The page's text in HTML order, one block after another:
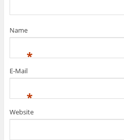
Name
*
E-Mail
*
Website